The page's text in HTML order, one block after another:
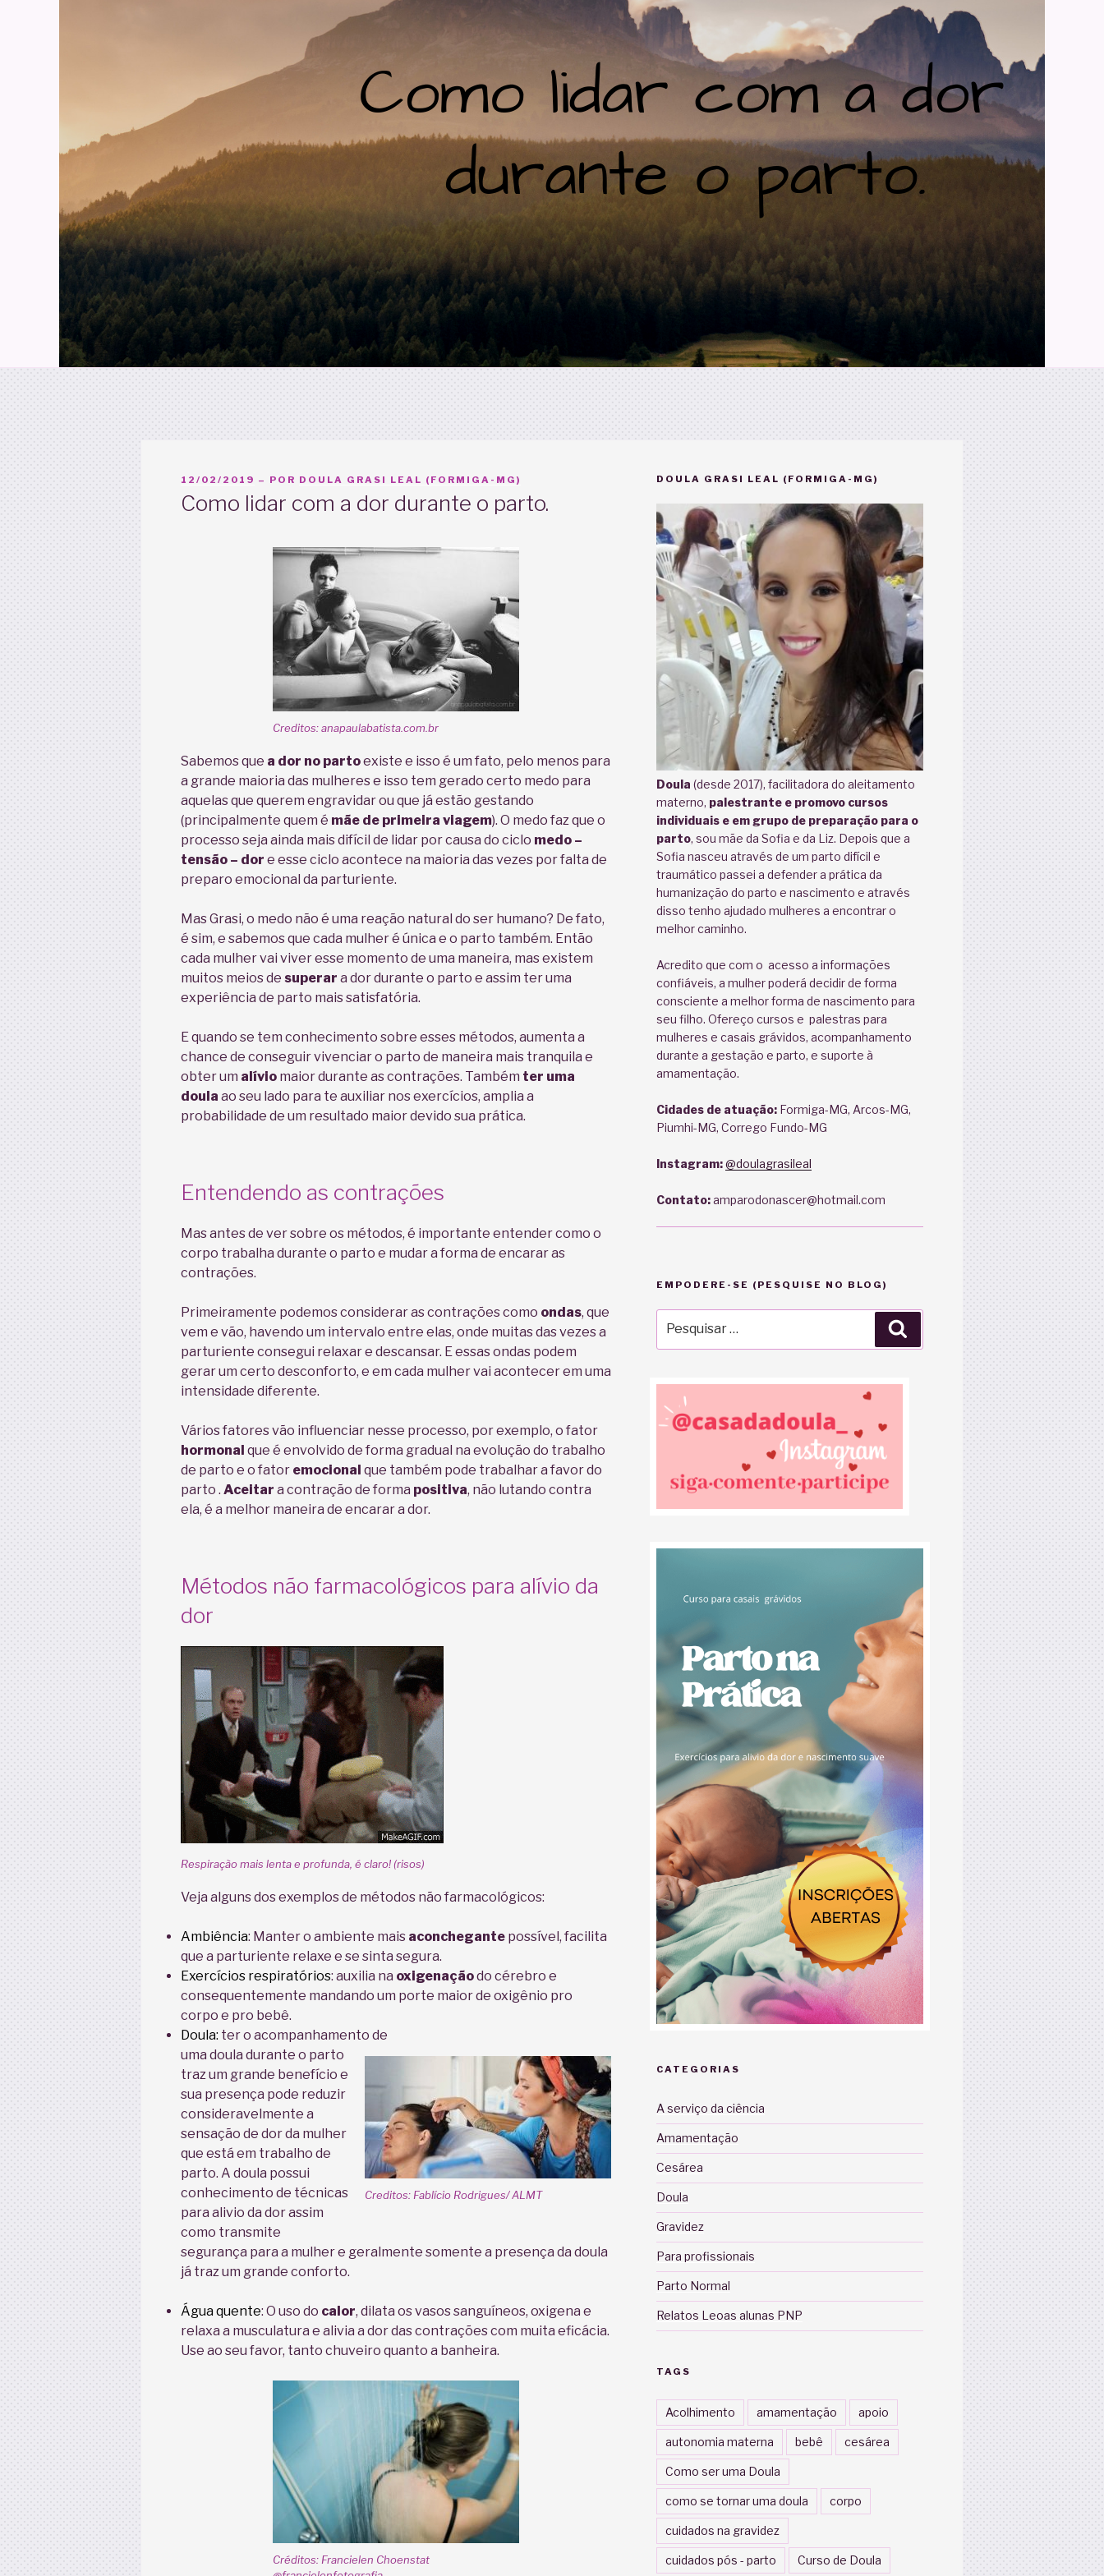
PUBLICADO
12/02/2019 – POR DOULA GRASI LEAL (FORMIGA-MG)
Como lidar com a dor durante o parto.
Creditos: anapaulabatista.com.br
Sabemos que a dor no partoexiste e isso é um fato, pelo menos para
a grande maioria das mulheres e isso tem gerado certo medo para
aquelas que querem engravidar ou que já estão gestando
(principalmente quem é mãe de primeira viagem). O medo faz que o
processo seja ainda mais difícil de lidar por causa do ciclo medo –
tensão – dor e esse ciclo acontece na maioria das vezes por falta de
preparo emocional da parturiente.
Mas Grasi, o medo não é uma reação natural do ser humano? De fato,
é sim, e sabemos que cada mulher é única e o parto também. Então
cada mulher vai viver esse momento de uma maneira, mas existem
muitos meios de superar a dor durante o parto e assim ter uma
experiência de parto mais satisfatória.
E quando se tem conhecimento sobre esses métodos, aumenta a
chance de conseguir vivenciar o parto de maneira mais tranquila e
obter um alívio maior durante as contrações. Também ter uma
doula ao seu lado para te auxiliar nos exercícios, amplia a
probabilidade de um resultado maior devido sua prática.
Entendendo as contrações
Mas antes de ver sobre os métodos, é importante entender como o
corpo trabalha durante o parto e mudar a forma de encarar as
contrações.
Primeiramente podemos considerar as contrações como ondas, que
vem e vão, havendo um intervalo entre elas, onde muitas das vezes a
parturiente consegui relaxar e descansar. E essas ondas podem
gerar um certo desconforto, e em cada mulher vai acontecer em uma
intensidade diferente.
Vários fatores vão influenciar nesse processo, por exemplo, o fator
hormonal que é envolvido de forma gradual na evolução do trabalho
de parto e o fator emocional que também pode trabalhar a favor do
parto . Aceitar a contração de forma positiva, não lutando contra
ela, é a melhor maneira de encarar a dor.
Métodos não farmacológicos para alívio da
dor
Respiração mais lenta e profunda, é claro! (risos)
Veja alguns dos exemplos de métodos não farmacológicos:
Ambiência: Manter o ambiente mais aconchegante possível, facilita
que a parturiente relaxe e se sinta segura.
Exercícios respiratórios: auxilia na oxigenaçãodo cérebro e
consequentemente mandando um porte maior de oxigênio pro
corpo e pro bebê.
Doula: ter o acompanhamento de
Creditos: Fablício Rodrigues/ ALMT
uma doula durante o parto
traz um grande benefício e
sua presença pode reduzir
consideravelmente a
sensação de dor da mulher
que está em trabalho de
parto. A doula possui
conhecimento de técnicas
para alivio da dor assim
como transmite
segurança para a mulher e geralmente somente a presença da doula
já traz um grande conforto.
Água quente: O uso do calor, dilata os vasos sanguíneos, oxigena e
relaxa a musculatura e alivia a dor das contrações com muita eficácia.
Use ao seu favor, tanto chuveiro quanto a banheira.
Créditos: Francielen Choenstat
DOULA GRASI LEAL (FORMIGA-MG)
Doula (desde 2017), facilitadora do aleitamento
materno, palestrante e promovo cursos
individuais e em grupo de preparação para o
parto, sou mãe da Sofia e da Liz. Depois que a
Sofia nasceu através de um parto difícil e
traumático passei a defender a prática da
humanização do parto e nascimento e através
disso tenho ajudado mulheres a encontrar o
melhor caminho.
Acredito que com o acesso a informações
confiáveis, a mulher poderá decidir de forma
consciente a melhor forma de nascimento para
seu filho. Ofereço cursos e palestras para
mulheres e casais grávidos, acompanhamento
durante a gestação e parto, e suporte à
amamentação.
Cidades de atuação:Formiga-MG, Arcos-MG,
Piumhi-MG, Corrego Fundo-MG
Instagram: @doulagrasileal
Contato:amparodonascer@hotmail.com
EMPODERE-SE (PESQUISE NO BLOG)
por:
CATEGORIAS
A serviço da ciência
Amamentação
Cesárea
Doula
Gravidez
Para profissionais
Parto Normal
Relatos Leoas alunas PNP
TAGS
Acolhimento amamentação apoio
autonomia materna bebê cesárea
Como ser uma Doula
como se tornar uma doula corpo
cuidados na gravidez
cuidados pós - parto Curso de Doula